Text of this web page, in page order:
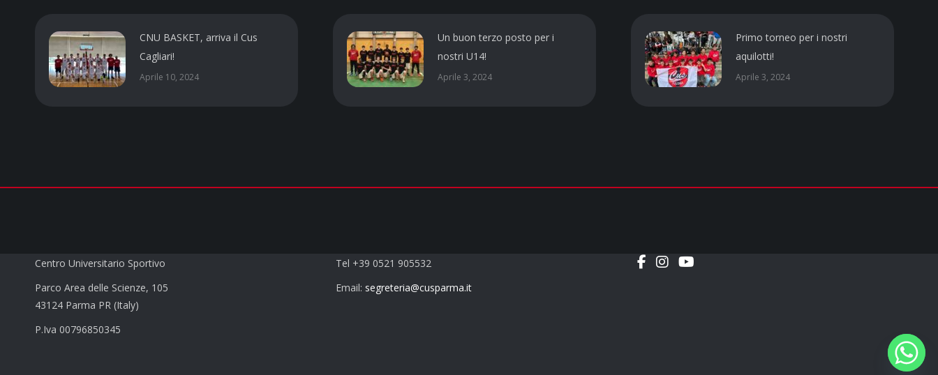
CNU BASKET, arriva il Cus
Cagliari!
Aprile 10, 2024
Un buon terzo posto per i
nostri U14!
Aprile 3, 2024
Primo torneo per i nostri
aquilotti!
Aprile 3, 2024
Centro Universitario Sportivo
Parco Area delle Scienze, 105
43124 Parma PR (Italy)
P.Iva 00796850345
Tel +39 0521 905532
Email: segreteria@cusparma.it